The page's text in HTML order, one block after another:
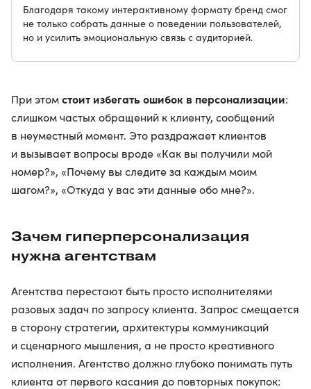
Благодаря такому интерактивному формату бренд смог
не только собрать данные о поведении пользователей,
но и усилить эмоциональную связь с аудиторией.
При этомстоит избегать ошибок в персонализации:
слишком частых обращений к клиенту, сообщений
в неуместный момент. Это раздражает клиентов
и вызывает вопросы вроде «Как вы получили мой
номер?», «Почему вы следите за каждым моим
шагом?», «Откуда у вас эти данные обо мне?».
Зачем гиперперсонализация
нужна агентствам
Агентства перестают быть просто исполнителями
разовых задач по запросу клиента. Запрос смещается
в сторону стратегии, архитектуры коммуникаций
и сценарного мышления, а не просто креативного
исполнения. Агентство должно глубоко понимать путь
клиента от первого касания до повторных покупок: